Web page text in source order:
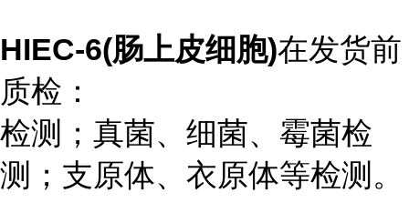
HIEC-6(肠上皮细胞)在发货前
质检：
检测；真菌、细菌、霉菌检
测；支原体、衣原体等检测。